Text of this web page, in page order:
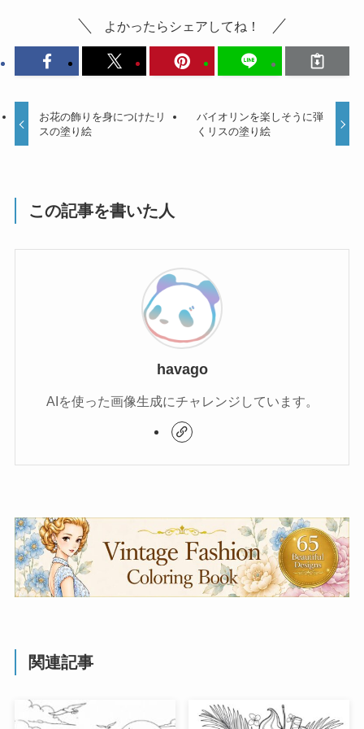
よかったらシェアしてね！
お花の飾りを身につけたリ
スの塗り絵
バイオリンを楽しそうに弾
くリスの塗り絵
この記事を書いた人
havago
AIを使った画像生成にチャレンジしています。
関連記事